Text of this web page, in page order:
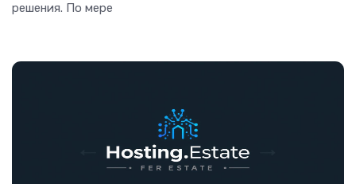
решения. По мере